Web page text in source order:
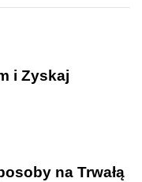
i Zyskaj
na Trwałą